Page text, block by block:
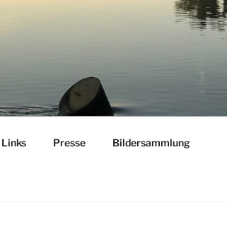
Links Presse Bildersammlung